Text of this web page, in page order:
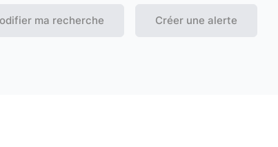
ma recherche Créer une alerte